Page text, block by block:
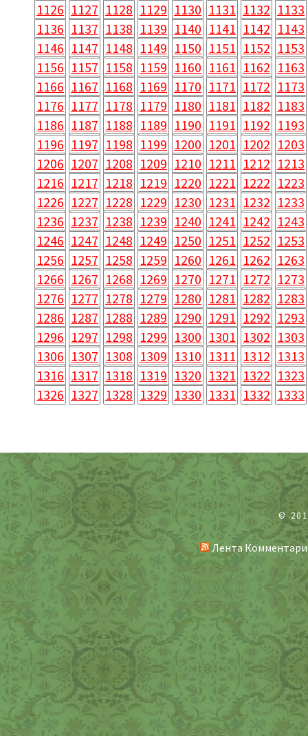
1126 1127 1128 1129 1130 1131 1132 1133
1136 1137 1138 1139 1140 1141 1142 1143
1146 1147 1148 1149 1150 1151 1152 1153
1156 1157 1158 1159 1160 1161 1162 1163
1166 1167 1168 1169 1170 1171 1172 1173
1176 1177 1178 1179 1180 1181 1182 1183
1186 1187 1188 1189 1190 1191 1192 1193
1196 1197 1198 1199 1200 1201 1202 1203
1206 1207 1208 1209 1210 1211 1212 1213
1216 1217 1218 1219 1220 1221 1222 1223
1226 1227 1228 1229 1230 1231 1232 1233
1236 1237 1238 1239 1240 1241 1242 1243
1246 1247 1248 1249 1250 1251 1252 1253
1256 1257 1258 1259 1260 1261 1262 1263
1266 1267 1268 1269 1270 1271 1272 1273
1276 1277 1278 1279 1280 1281 1282 1283
1286 1287 1288 1289 1290 1291 1292 1293
1296 1297 1298 1299 1300 1301 1302 1303
1306 1307 1308 1309 1310 1311 1312 1313
1316 1317 1318 1319 1320 1321 1322 1323
1326 1327 1328 1329 1330 1331 1332 1333
©
Лента